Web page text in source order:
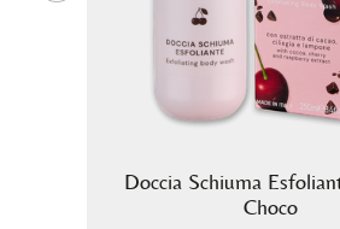
Doccia Schiuma
Choco